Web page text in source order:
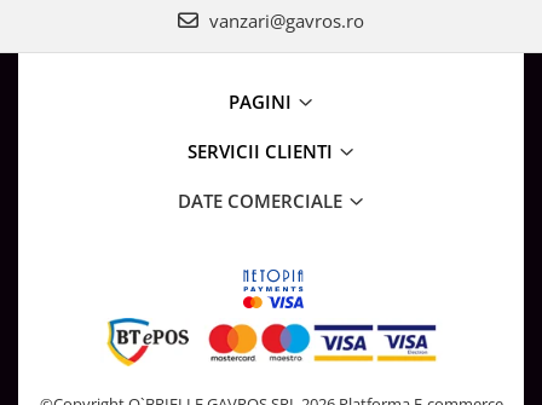
vanzari@gavros.ro
PAGINI
SERVICII CLIENTI
DATE COMERCIALE